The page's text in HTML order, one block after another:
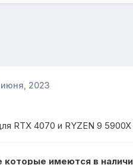
июня, 2023
RTX 4070 и RYZEN 9
имеются в